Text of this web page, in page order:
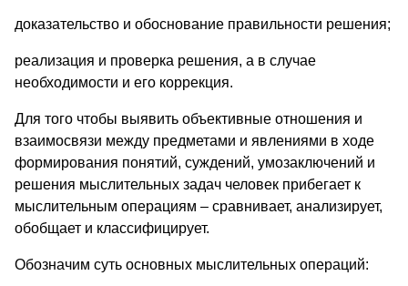
доказательство и обоснование правильности решения;
реализация и проверка решения, а в случае
необходимости и его коррекция.
Для того чтобы выявить объективные отношения и
взаимосвязи между предметами и явлениями в ходе
формирования понятий, суждений, умозаключений и
решения мыслительных задач человек прибегает к
мыслительным операциям – сравнивает, анализирует,
обобщает и классифицирует.
Обозначим суть основных мыслительных операций: